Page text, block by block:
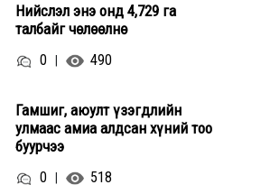
Нийслэл энэ онд 4,729 га
талбайг чөлөөлнө
0 490
Гамшиг, аюулт үзэгдлийн
улмаас амиа алдсан хүний тоо
буурчээ
0 518